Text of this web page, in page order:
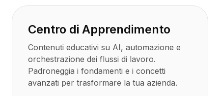
Centro di Apprendimento
Contenuti educativi su AI, automazione e
orchestrazione dei flussi di lavoro.
Padroneggia i fondamenti e i concetti
avanzati per trasformare la tua azienda.